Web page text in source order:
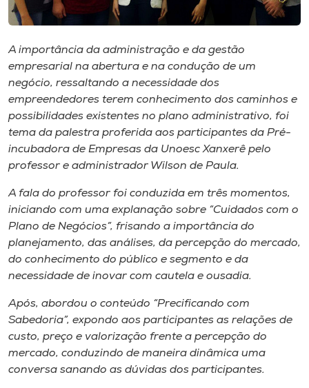
Store
Selecione
o idioma
A+
A-
A importância da administração e da gestão
empresarial na abertura e na condução de um
negócio, ressaltando a necessidade dos
empreendedores terem conhecimento dos caminhos e
possibilidades existentes no plano administrativo, foi
tema da palestra proferida aos participantes da Pré-
incubadora de Empresas da Unoesc Xanxerê pelo
professor e administrador Wilson de Paula.
A fala do professor foi conduzida em três momentos,
iniciando com uma explanação sobre “Cuidados com o
Plano de Negócios”, frisando a importância do
planejamento, das análises, da percepção do mercado,
do conhecimento do público e segmento e da
necessidade de inovar com cautela e ousadia.
Após, abordou o conteúdo “Precificando com
Sabedoria”, expondo aos participantes as relações de
custo, preço e valorização frente a percepção do
mercado, conduzindo de maneira dinâmica uma
conversa sanando as dúvidas dos participantes.